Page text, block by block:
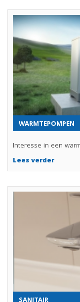
WARMTEPOMPEN
Interesse in een
Lees verder